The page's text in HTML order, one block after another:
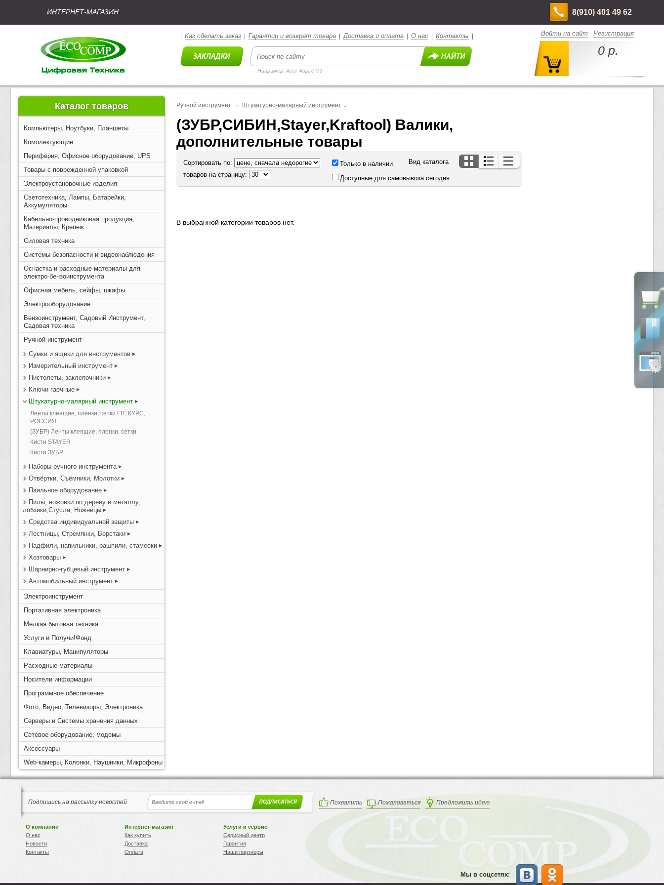
ИНТЕРНЕТ-МАГАЗИН 8(910) 401 49 62
Как сделать заказ Гарантии и возврат товара |Доставка и оплата О нас Контакты
Например: Acer Aspire V3
Войти на сайт Регистрация
0 р.
Каталог товаров
Компьютеры, Ноутбуки, Планшеты
Комплектующие
Периферия, Офисное оборудование, UPS
Товары с поврежденной упаковкой
Электроустановочные изделия
Светотехника, Лампы, Батарейки,
Аккумуляторы
Кабельно-проводниковая продукция,
Материалы, Крепеж
Силовая техника
Системы безопасности и видеонаблюдения
Оснастка и расходные материалы для
электро-бензоинструмента
Офисная мебель, сейфы, шкафы
Электрооборудование
Бензоинструмент, Садовый Инструмент,
Садовая техника
Ручной инструмент
Сумки и ящики для инструментов
Измерительный инструмент
Пистолеты, заклепочники
Ключи гаечные
Штукатурно-малярный инструмент
Ленты клеящие, пленки, сетки FIT, КУРС,
РОССИЯ
(ЗУБР) Ленты клеящие, пленки, сетки
Кисти STAYER
Кисти ЗУБР
Наборы ручного инструмента
Отвёртки, Съёмники, Молотки
Паяльное оборудование
Пилы, ножовки по дереву и металлу,
лобзики,Стусла, Ножницы
Средства индивидуальной защиты
Лестницы, Стремянки, Верстаки
Надфили, напильники, рашпили, стамески
Хозтовары
Шарнирно-губцевый инструмент
Автомобильный инструмент
Электроинструмент
Портативная электроника
Мелкая бытовая техника
Услуги и Получи!Фонд
Клавиатуры, Манипуляторы
Расходные материалы
Носители информации
Программное обеспечение
Фото, Видео, Телевизоры, Электроника
Серверы и Системы хранения данных
Сетевое оборудование, модемы
Аксессуары
Web-камеры, Колонки, Наушники, Микрофоны
Ручной инструмент → Штукатурно-малярный инструмент ↓
(ЗУБР,СИБИН,Stayer,Kraftool) Валики,
дополнительные товары
Сортировать по:
товаров на страницу:
Только в наличии
Доступные для самовывоза сегодня
Вид каталога
В выбранной категории товаров нет.
Подпишись на рассылку новостей Похвалить Пожаловаться Предложить идею
О компании
О нас
Новости
Контакты
Интернет-магазин
Как купить
Доставка
Оплата
Услуги и сервис
Серисный центр
Гарантия
Наши партнеры
Мы в соцсетях: